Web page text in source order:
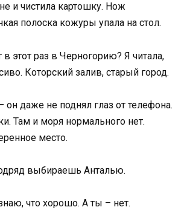
и чистила картошку. Нож
полоска кожуры упала на стол.
этот раз в Черногорию? Я читала,
Которский залив, старый город.
он даже не поднял глаз от телефона.
Там и моря нормального нет.
место.
выбираешь Анталью.
что хорошо. А ты – нет.